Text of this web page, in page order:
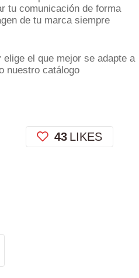
tu comunicación de forma
de tu marca siempre
el que mejor se adapte a
nuestro catálogo
43 LIKES